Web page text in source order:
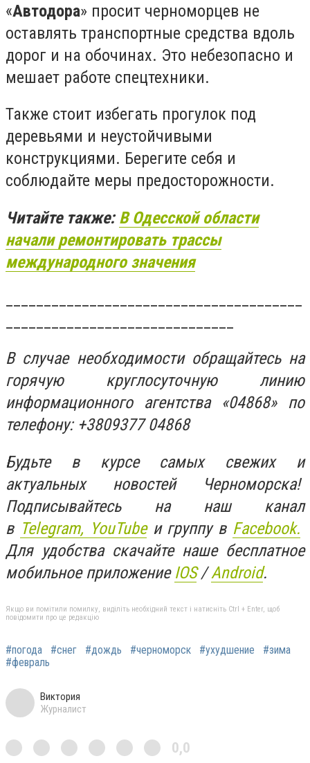
«Автодора» просит черноморцев не
оставлять транспортные средства вдоль
дорог и на обочинах. Это небезопасно и
мешает работе спецтехники.
Также стоит избегать прогулок под
деревьями и неустойчивыми
конструкциями. Берегите себя и
соблюдайте меры предосторожности.
Читайте также:В Одесской области
начали ремонтировать трассы
международного значения
В случае необходимости обращайтесь на
горячую круглосуточную линию
информационного агентства «04868» по
телефону: +3809377 04868
Будьте в курсе самых свежих и
актуальных новостей Черноморска!
Подписывайтесь на наш канал
в Telegram, YouTubeи группу в Facebook.
Для удобства скачайте наше бесплатное
мобильное приложение IOS/Android.
Якщо ви помітили помилку, виділіть необхідний текст і натисніть Ctrl + Enter, щоб
повідомити про це редакцію
#погода #снег #дождь #черноморск #ухудшение
#зима
#февраль
Виктория
Журналист
0,0